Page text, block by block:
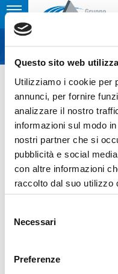
Questo sito web
Utilizziamo i cookie per
annunci, per fornire
analizzare il nostro
informazioni sul modo
nostri partner che si
pubblicità e social
con altre informazioni
raccolto dal suo utilizzo
delNecessari
Preferenze
Toggle
navigation
MENU
03.04.2020
BUY BACK –